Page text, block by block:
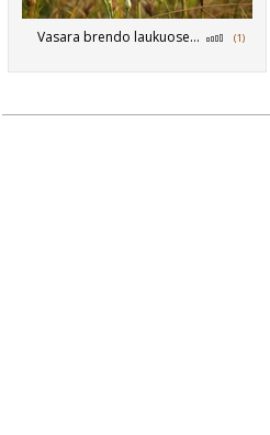
Vasara brendo laukuose... (1)